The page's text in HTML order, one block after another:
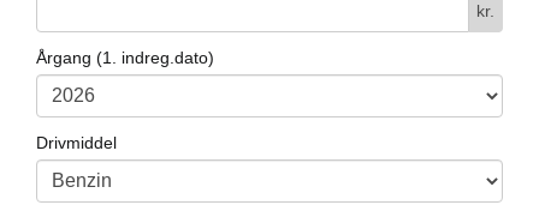
kr.
Årgang (1. indreg.dato)
Drivmiddel